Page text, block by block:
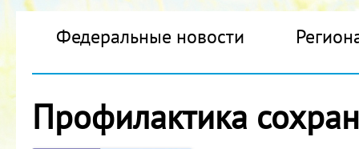
Федеральные новости
Профилактика